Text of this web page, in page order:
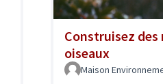
Construisez des
oiseaux
Maison